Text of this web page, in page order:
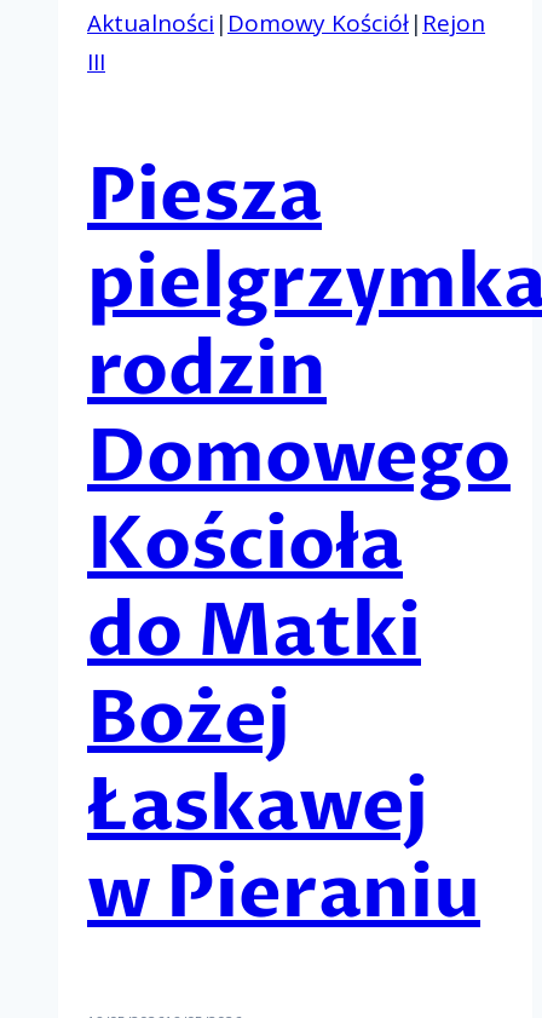
Aktualności | Domowy Kościół| Rejon
III
Piesza
rodzin
Domowego
Kościoła
do Matki
Bożej
Łaskawej
w Pieraniu